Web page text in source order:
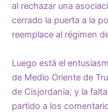
al rechazar una
cerrado la puerta a la
reemplace al régimen
Luego está el
de Medio Oriente de
de Cisjordania, y la
partido a los